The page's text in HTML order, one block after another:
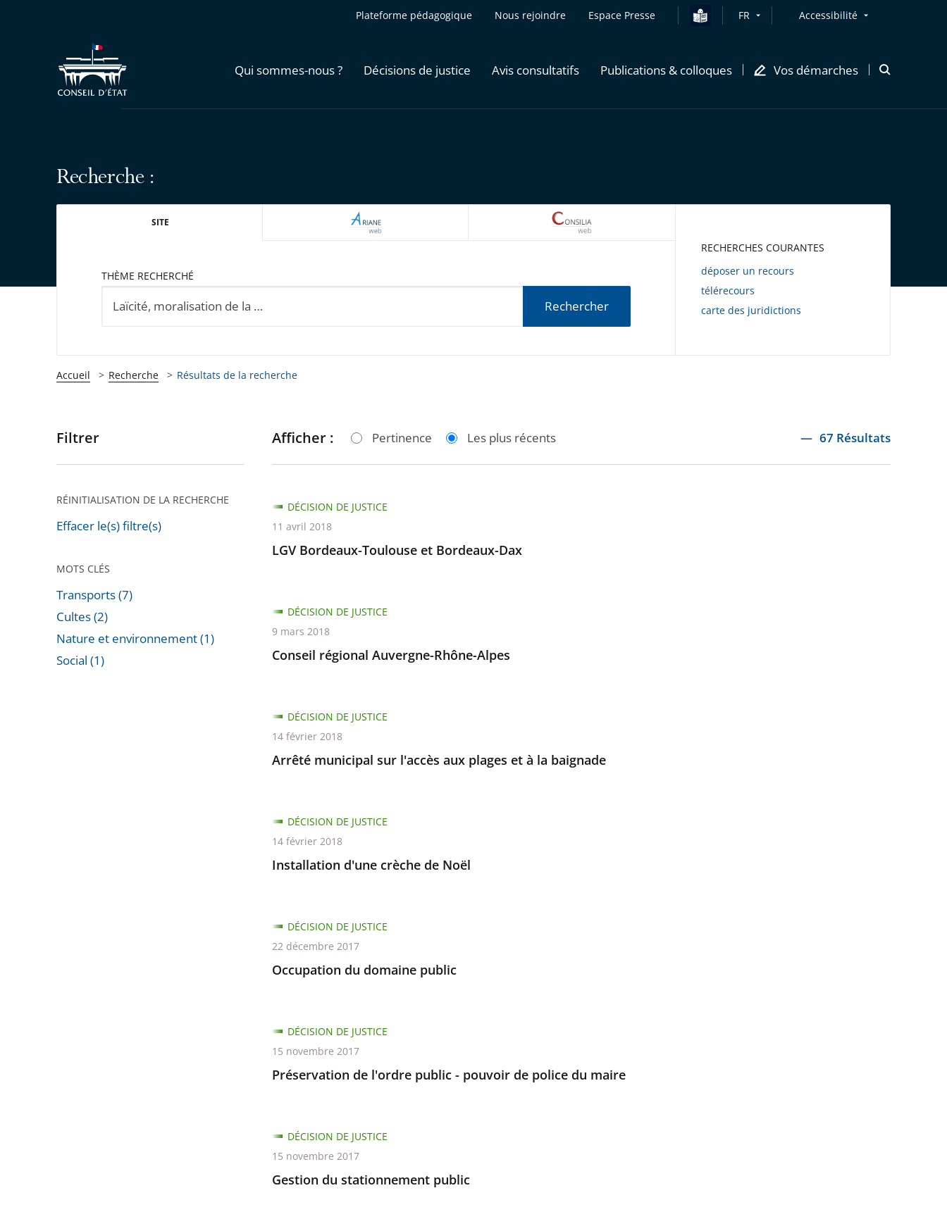
Plateforme pédagogique Nous rejoindre Espace Presse FR Accessibilité
Qui sommes-nous ? Décisions de justice Avis consultatifs Publications & colloques Vos démarches
Ouvrir
Recherche :
SITE ARIANEWEB
THÈME RECHERCHÉ
Rechercher
RECHERCHES COURANTES
déposer un recours
télérecours
carte des juridictions
Accueil Recherche Résultats de la recherche
Passer
pour
après
Filtrer
RÉINITIALISATION DE LA RECHERCHE
Effacer le(s) filtre(s)
MOTS CLÉS
Transports (7)
Cultes (2)
Nature et environnement (1)
Social (1)
Afficher : Pertinence Les plus récents 67 Résultats
LGV Bordeaux-Toulouse et Bordeaux-Dax
DÉCISION DE JUSTICE
11 avril 2018
Conseil régional Auvergne-Rhône-Alpes
DÉCISION DE JUSTICE
9 mars 2018
Arrêté municipal sur l'accès aux plages et à la baignade
DÉCISION DE JUSTICE
14 février 2018
Installation d'une crèche de Noël
DÉCISION DE JUSTICE
14 février 2018
Occupation du domaine public
DÉCISION DE JUSTICE
22 décembre 2017
Préservation de l'ordre public - pouvoir de police du maire
DÉCISION DE JUSTICE
15 novembre 2017
Gestion du stationnement public
DÉCISION DE JUSTICE
15 novembre 2017